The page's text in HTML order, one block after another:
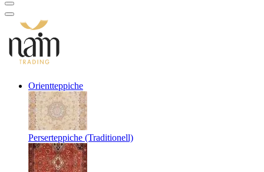
Orientteppiche
Perserteppiche (Traditionell)